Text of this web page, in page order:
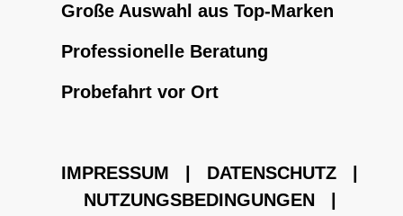
Große Auswahl aus Top-Marken
Professionelle Beratung
Probefahrt vor Ort
IMPRESSUM DATENSCHUTZ
NUTZUNGSBEDINGUNGEN